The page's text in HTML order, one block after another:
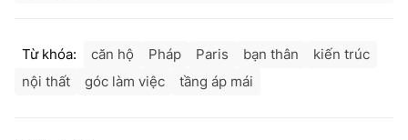
Từ khóa: căn hộ Pháp Paris bạn thân
kiến trúc
nội thất
góc làm việc tầng áp mái